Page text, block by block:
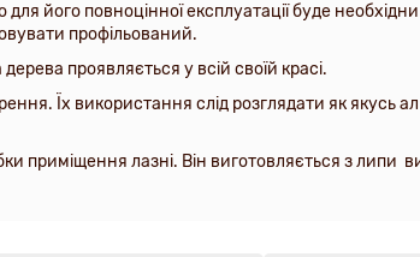
його повноцінної експлуатації буде
профільований.
проявляється у всій своїй красі.
Їх використання слід розглядати як якусь
приміщення лазні. Він виготовляється з липи